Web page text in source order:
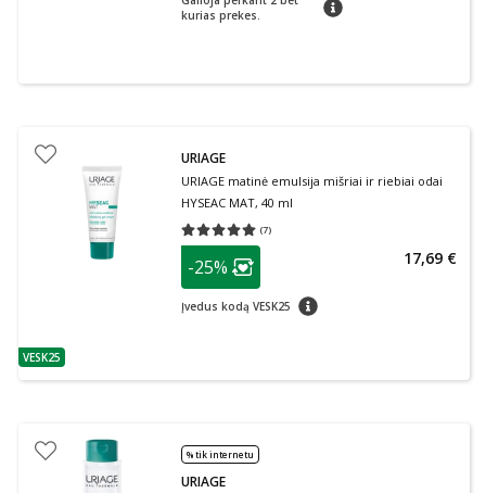
kurias prekes.
patarimas
VESK25
URIAGE
URIAGE matinė emulsija mišriai ir riebiai odai
HYSEAC MAT, 40 ml
(7)
Vidutinis įvertinimas 5.00
patarimas
Lojalumo klubo narių nuolaida
-25%
Įvedus kodą VESK25 patarimas
17,69 €
% tik internetu
URIAGE